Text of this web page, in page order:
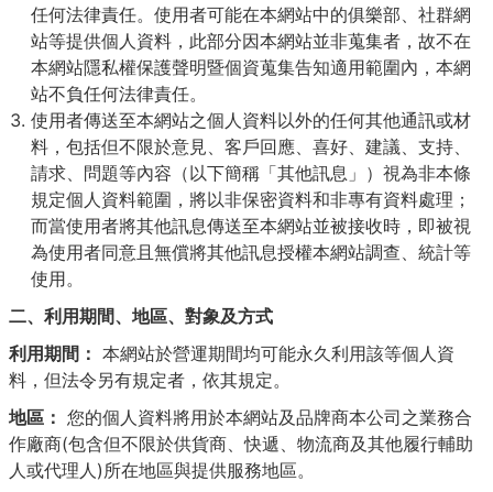
任何法律責任。使用者可能在本網站中的俱樂部、社群網
站等提供個人資料，此部分因本網站並非蒐集者，故不在
本網站隱私權保護聲明暨個資蒐集告知適用範圍內，本網
站不負任何法律責任。
使用者傳送至本網站之個人資料以外的任何其他通訊或材
料，包括但不限於意見、客戶回應、喜好、建議、支持、
請求、問題等內容（以下簡稱「其他訊息」）視為非本條
規定個人資料範圍，將以非保密資料和非專有資料處理；
而當使用者將其他訊息傳送至本網站並被接收時，即被視
為使用者同意且無償將其他訊息授權本網站調查、統計等
使用。
二、利用期間、地區、對象及方式
利用期間： 本網站於營運期間均可能永久利用該等個人資
料，但法令另有規定者，依其規定。
地區： 您的個人資料將用於本網站及品牌商本公司之業務合
作廠商(包含但不限於供貨商、快遞、物流商及其他履行輔助
人或代理人)所在地區與提供服務地區。